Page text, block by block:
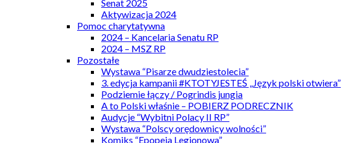
Senat 2025
Aktywizacja 2024
Pomoc charytatywna
2024 – Kancelaria Senatu RP
2024 – MSZ RP
Pozostałe
Wystawa “Pisarze dwudziestolecia”
3. edycja kampanii #KTOTYJESTEŚ „Język polski otwiera”
Podziemie łączy / Pogrindis jungia
A to Polski właśnie – POBIERZ PODRECZNIK
Audycje “Wybitni Polacy II RP”
Wystawa “Polscy orędownicy wolności”
Komiks “Epopeja Legionowa”